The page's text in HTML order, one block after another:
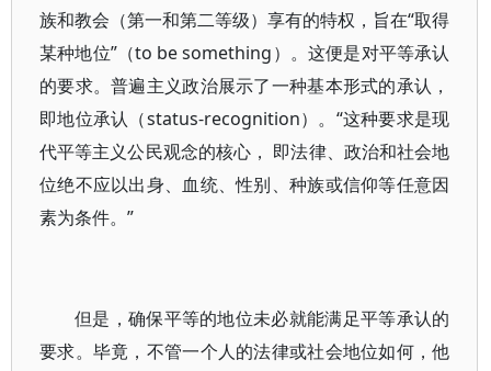
族和教会（第一和第二等级）享有的特权，旨在“取得
某种地位”（to be something）。这便是对平等承认
的要求。普遍主义政治展示了一种基本形式的承认，
即地位承认（status-recognition）。“这种要求是现
代平等主义公民观念的核心， 即法律、政治和社会地
位绝不应以出身、血统、性别、种族或信仰等任意因
素为条件。”
但是，确保平等的地位未必就能满足平等承认的
要求。毕竟，不管一个人的法律或社会地位如何，他